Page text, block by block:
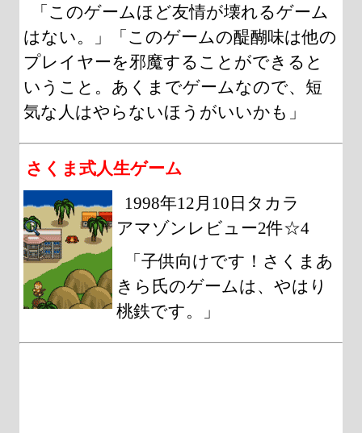
「このゲームほど友情が壊れるゲーム
はない。」「このゲームの醍醐味は他の
プレイヤーを邪魔することができると
いうこと。あくまでゲームなので、短
気な人はやらないほうがいいかも」
さくま式人生ゲーム
1998年12月10日タカラ
アマゾンレビュー2件☆4
「子供向けです！さくまあ
きら氏のゲームは、やはり
桃鉄です。」